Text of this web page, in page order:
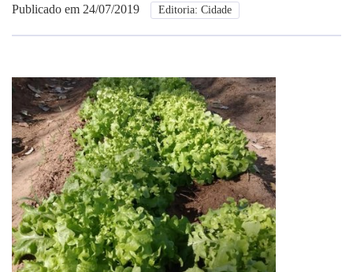
Anuncie
Publicado em 24/07/2019 Editoria: Cidade